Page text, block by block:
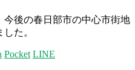
後の春日部市の中心市街地
た。
Pocket LINE